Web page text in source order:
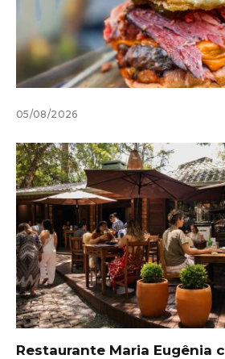
05/08/2026
Restaurante Maria Eugênia